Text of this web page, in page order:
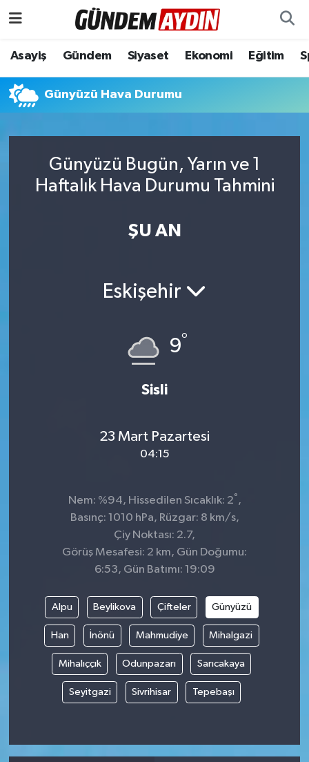
Asayiş Gündem Siyaset Ekonomi Eğitim
Günyüzü Hava Durumu
Günyüzü Bugün, Yarın ve 1
Haftalık Hava Durumu Tahmini
ŞU AN
Eskişehir
9°
Sisli
23 Mart Pazartesi
04:15
Nem: %94, Hissedilen Sıcaklık: 2° ,
Basınç: 1010 hPa, Rüzgar: 8 km/s,
Çiy Noktası: 2.7,
Görüş Mesafesi: 2 km, Gün Doğumu:
6:53, Gün Batımı: 19:09
Alpu Beylikova Çifteler Günyüzü
Han İnönü Mahmudiye Mihalgazi
Mihalıççık Odunpazarı Sarıcakaya
Seyitgazi Sivrihisar Tepebaşı
Aydın Nöbetçi Eczaneler
Aydın Hava Durumu
Aydın Trafik Yoğunluk Haritası
Süper Lig Puan Durumu ve Fikstür